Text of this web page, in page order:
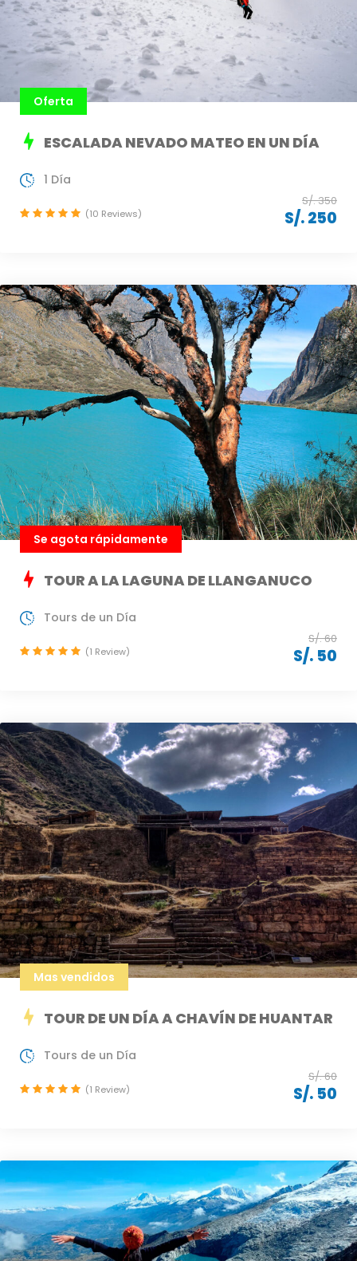
Oferta
ESCALADA NEVADO MATEO EN UN DÍA
S/. 350
S/. 250
1 Día
(10 Reviews)
Se agota rápidamente
TOUR A LA LAGUNA DE LLANGANUCO
S/. 60
S/. 50
Tours de un Día
(1 Review)
Mas vendidos
TOUR DE UN DÍA A CHAVÍN DE HUANTAR
S/. 60
S/. 50
Tours de un Día
(1 Review)